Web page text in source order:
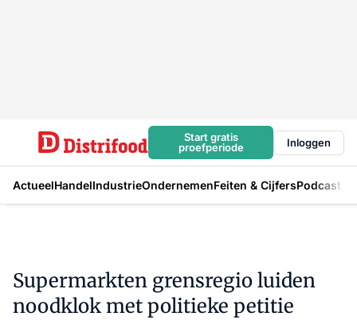
Start gratis
proefperiode
Inloggen
ActueelHandelIndustrieOndernemenFeiten & CijfersPodcast
Supermarkten grensregio luiden
noodklok met politieke petitie